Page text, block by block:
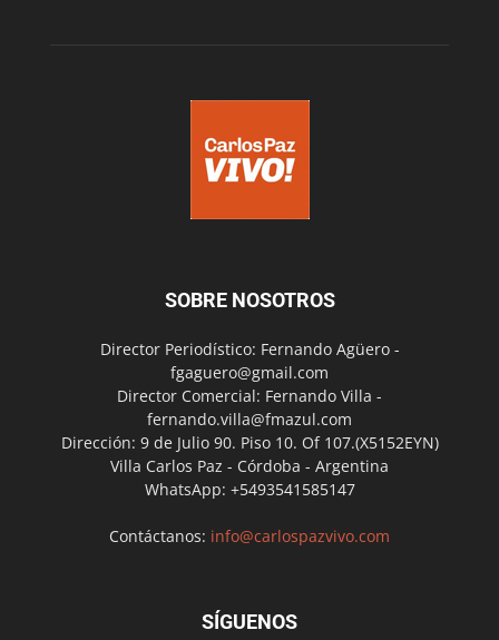
SOBRE NOSOTROS
Director Periodístico: Fernando Agüero -
fgaguero@gmail.com
Director Comercial: Fernando Villa -
fernando.villa@fmazul.com
Dirección: 9 de Julio 90. Piso 10. Of 107.(X5152EYN)
Villa Carlos Paz - Córdoba - Argentina
WhatsApp: +5493541585147
Contáctanos: info@carlospazvivo.com
SÍGUENOS